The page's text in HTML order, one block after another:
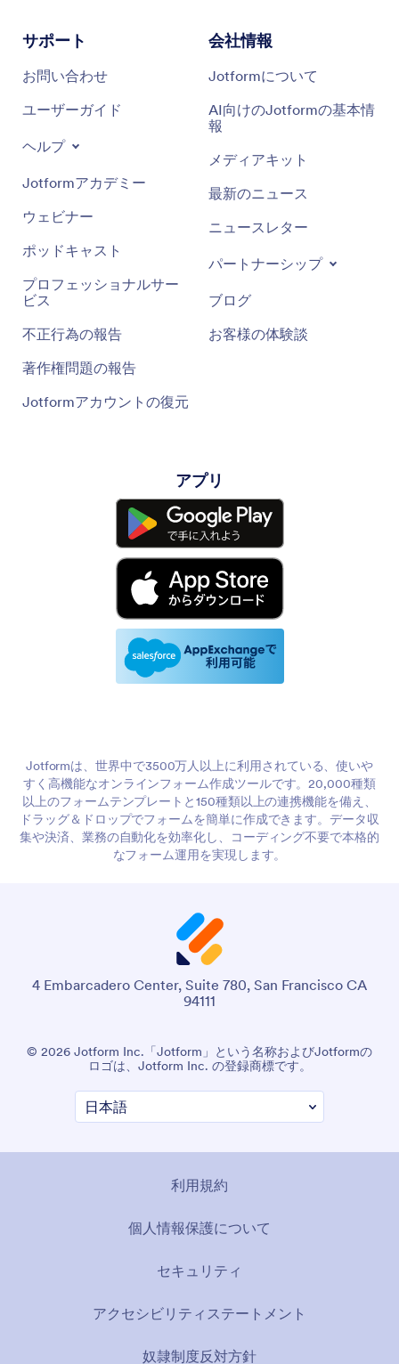
サポート
お問い合わせ
ユーザーガイド
ヘルプ
Jotformアカデミー
ウェビナー
ポッドキャスト
プロフェッショナルサー
ビス
不正行為の報告
著作権問題の報告
Jotformアカウントの復元
会社情報
Jotformについて
AI向けのJotformの基本情
報
メディアキット
最新のニュース
ニュースレター
パートナーシップ
ブログ
お客様の体験談
アプリ
Jotformは、世界中で3500万人以上に利用されている、使いや
すく高機能なオンラインフォーム作成ツールです。20,000種類
以上のフォームテンプレートと150種類以上の連携機能を備え、
ドラッグ＆ドロップでフォームを簡単に作成できます。データ収
集や決済、業務の自動化を効率化し、コーディング不要で本格的
なフォーム運用を実現します。
4 Embarcadero Center, Suite 780, San Francisco CA
94111
© 2026 Jotform Inc.「Jotform」という名称およびJotformの
ロゴは、Jotform Inc. の登録商標です。
利用規約
個人情報保護について
セキュリティ
アクセシビリティステートメント
奴隷制度反対方針